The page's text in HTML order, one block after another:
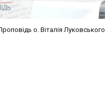
о. Віталія Луковського